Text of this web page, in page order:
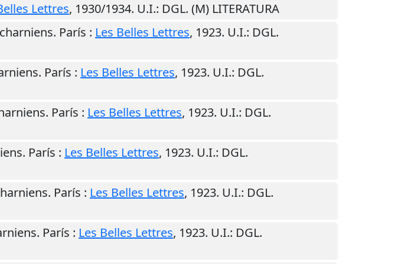
Lettres, 1930/1934. U.I.: DGL. (M) LITERATURA
París : Les Belles Lettres, 1923. U.I.: DGL.
París : Les Belles Lettres, 1923. U.I.: DGL.
París : Les Belles Lettres, 1923. U.I.: DGL.
París : Les Belles Lettres, 1923. U.I.: DGL.
París : Les Belles Lettres, 1923. U.I.: DGL.
París : Les Belles Lettres, 1923. U.I.: DGL.